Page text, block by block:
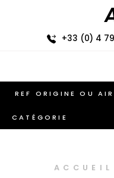
+33 (0) 4
CATÉGORIE
ACCUEIL